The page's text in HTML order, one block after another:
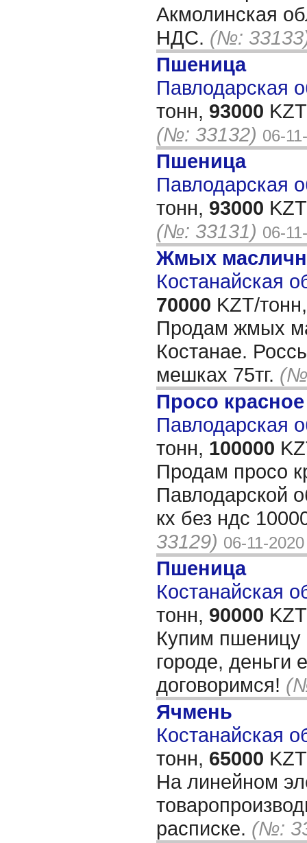
Акмолинская
НДС. (№:
Пшеница
Павлодарская
тонн, 93000
(№: 33132) 06-
Пшеница
Павлодарская
тонн, 93000
(№: 33131) 06-
Жмых
Костанайская
70000 KZT/тонн,
Продам жмых
Костанае.
мешках 75тг.
Просо красное
Павлодарская
тонн, 100000
Продам просо
Павлодарской
кх без ндс
33129) 06-11-2020
Пшеница
Костанайская
тонн, 90000
Купим пшеницу
городе, деньги
договоримся!
Ячмень
Костанайская
тонн, 65000
На линейном
расписке. (№: